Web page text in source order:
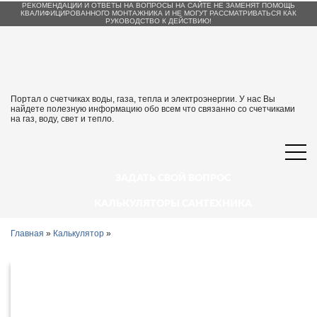
РЕКОМЕНДАЦИИ И ОТВЕТЫ НА ВОПРОСЫ НА САЙТЕ НЕ ЗАМЕНЯТ ПОМОЩЬ
КВАЛИФИЦИРОВАННОГО МОНТАЖНИКА И НЕ МОГУТ РАССМАТРИВАТЬСЯ КАК
РУКОВОДСТВО К ДЕЙСТВИЮ!
Портал о счетчиках воды, газа, тепла и электроэнергии. У нас Вы
найдете полезную информацию обо всем что связанно со счетчиками
на газ, воду, свет и тепло.
Главная » Калькулятор »